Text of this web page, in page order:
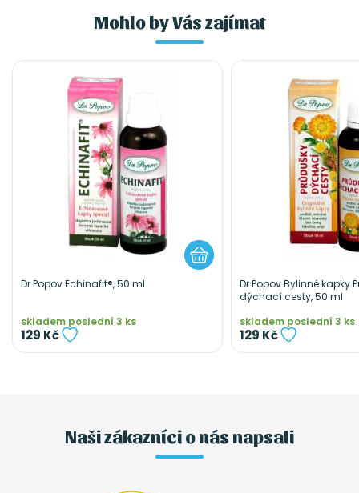
Mohlo by Vás zajímat
Dr Popov Echinafit®, 50 ml
skladem poslední 3 ks
129 Kč
Dr Popov Bylinné kapky
dýchací cesty, 50 ml
skladem poslední 3 ks
129 Kč
Naši zákazníci o nás napsali